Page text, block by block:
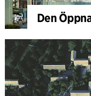
Den